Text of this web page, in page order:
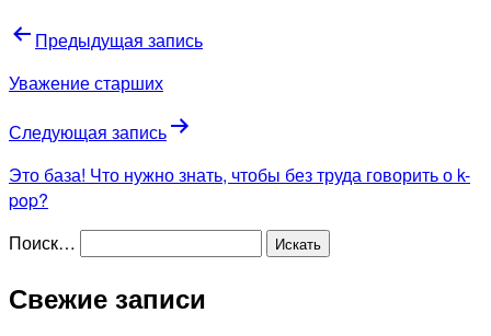
Предыдущая запись
Уважение старших
Следующая запись
Это база! Что нужно знать, чтобы без труда говорить о k-
pop?
Поиск…
Свежие записи